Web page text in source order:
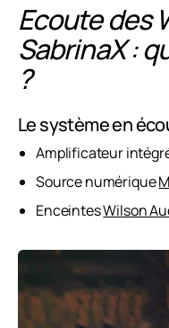
Ecoute des
SabrinaX :
?
Le système en
Amplificateur
Source numérique
EnceintesWilson